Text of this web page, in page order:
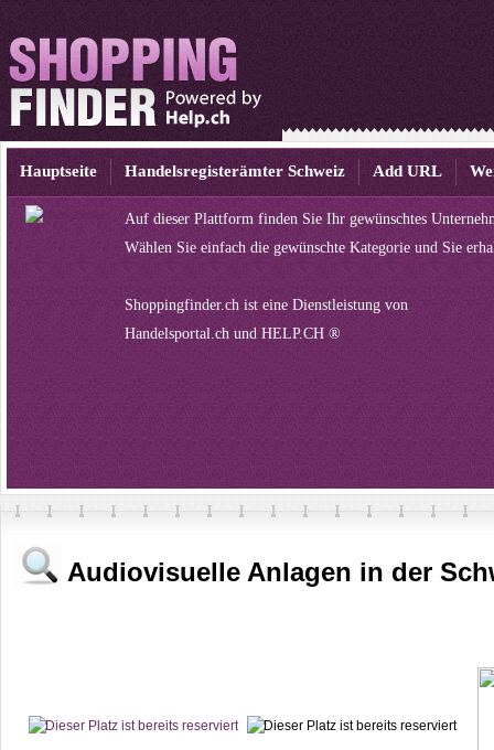
Hauptseite Handelsregisterämter Schweiz Add URL
Auf dieser Plattform finden Sie Ihr gewünschtes
Wählen Sie einfach die gewünschte Kategorie und Sie
Shoppingfinder.ch ist eine Dienstleistung von
Handelsportal.ch und HELP.CH ®
Audiovisuelle Anlagen in der